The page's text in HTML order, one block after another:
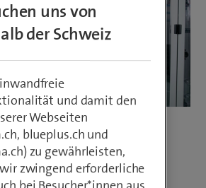
abgegeben, bis Ende
uns von
der Schweiz
und damit den
Webseiten
blueplus.ch und
zu gewährleisten,
zwingend erforderliche